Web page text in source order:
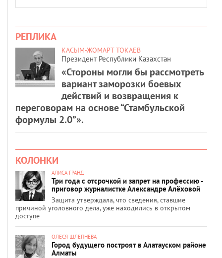
РЕПЛИКА
КАСЫМ-ЖОМАРТ ТОКАЕВ
Президент Республики Казахстан
«Стороны могли бы рассмотреть
вариант заморозки боевых
действий и возвращения к
переговорам на основе “Стамбульской
формулы 2.0”».
КОЛОНКИ
АЛИСА ГРАНД
Три года с отсрочкой и запрет на профессию -
приговор журналистке Александре Алёховой
Защита утверждала, что сведения, ставшие
причиной уголовного дела, уже находились в открытом
доступе
ОЛЕСЯ ШЛЕПНЕВА
Город будущего построят в Алатауском районе
Алматы